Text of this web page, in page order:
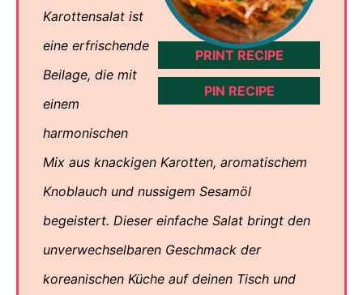
PRINT RECIPE
PIN RECIPE
Karottensalat ist
eine erfrischende
Beilage, die mit
einem
harmonischen
Mix aus knackigen Karotten, aromatischem
Knoblauch und nussigem Sesamöl
begeistert. Dieser einfache Salat bringt den
unverwechselbaren Geschmack der
koreanischen Küche auf deinen Tisch und